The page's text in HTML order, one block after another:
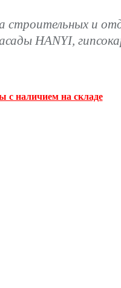
и
HANYI,
с наличием на складе